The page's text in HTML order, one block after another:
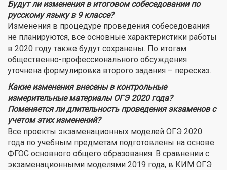
Будут ли изменения в итоговом собеседовании по
русскому языку в 9 классе?
Изменения в процедуре проведения собеседования
не планируются, все основные характеристики работы
в 2020 году также будут сохранены. По итогам
общественно-профессионального обсуждения
уточнена формулировка второго задания – пересказ.
Какие изменения внесены в контрольные
измерительные материалы ОГЭ 2020 года?
Поменяется ли длительность проведения экзаменов с
учетом этих изменений?
Все проекты экзаменационных моделей ОГЭ 2020
года по учебным предметам подготовлены на основе
ФГОС основного общего образования. В сравнении с
экзаменационными моделями 2019 года, в КИМ ОГЭ